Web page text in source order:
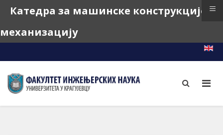
Катедра за машинске конструкције и
механизацију
≡